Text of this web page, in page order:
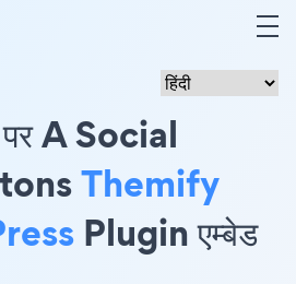
पर A Social
Themify
Plugin एम्बेड